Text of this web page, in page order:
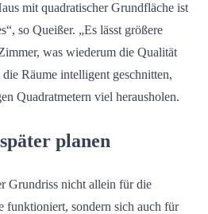
mit quadratischer Grundfläche ist
so Queißer. „Es lässt größere
was wiederum die Qualität
Räume intelligent geschnitten,
Quadratmetern viel herausholen.
planen
Grundriss nicht allein für die
funktioniert, sondern sich auch für